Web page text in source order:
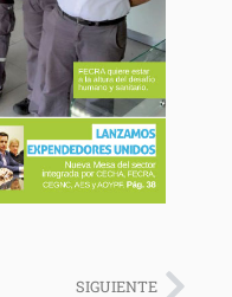
SIGUIENTE